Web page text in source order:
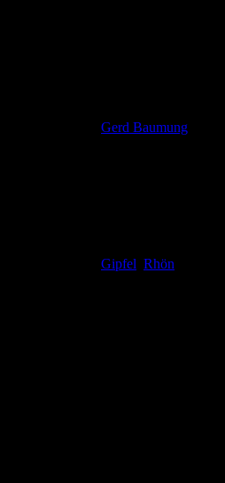
Gerd Baumung
Gipfel Rhön